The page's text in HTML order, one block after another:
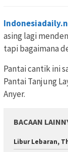
asing lagi
tapi bagaimana
Pantai cantik ini
Pantai Tanjung
Anyer.
BACAAN
Libur Lebaran,